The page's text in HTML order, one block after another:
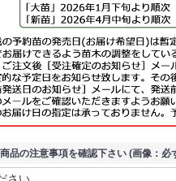
品の注意事項を確認下さい (画像：必